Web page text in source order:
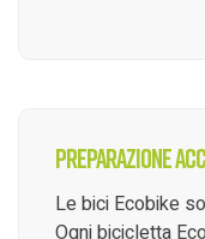
Preparazione
Le bici Ecobike
Ogni bicicletta